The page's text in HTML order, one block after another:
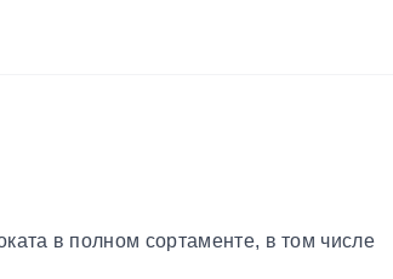
в полном сортаменте, в том числе